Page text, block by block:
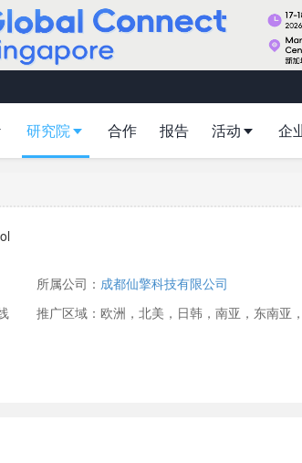
研究院 合作 报告 活动 企
所属公司： 成都仙擎科技有限公司
推广区域：欧洲，北美，日韩，南亚，东南亚